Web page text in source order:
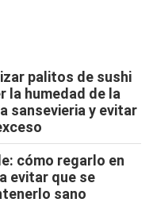
palitos de sushi
la humedad de la
sansevieria y evitar
cómo regarlo en
evitar que se
sano